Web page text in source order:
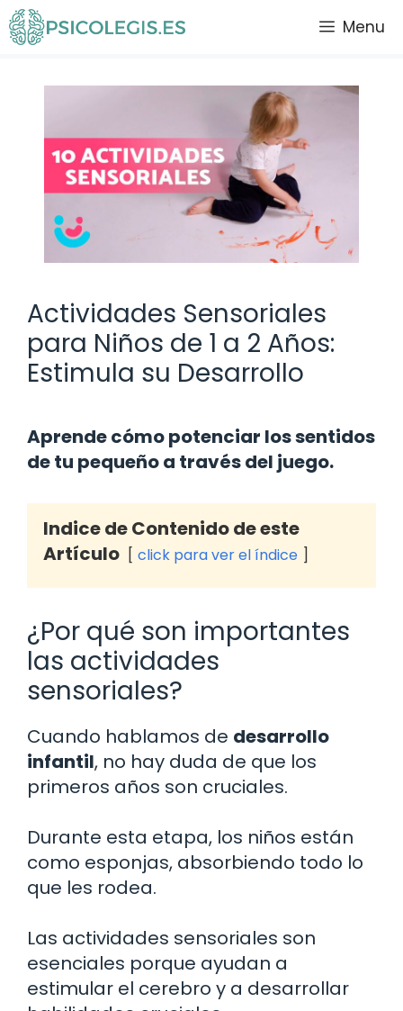
Saltar
al
Menu
Actividades Sensoriales
para Niños de 1 a 2 Años:
Estimula su Desarrollo
Aprende cómo potenciar los sentidos
de tu pequeño a través del juego.
Indice de Contenido de este
Artículo
click para ver el índice
¿Por qué son importantes
las actividades
sensoriales?
Cuando hablamos de desarrollo
infantil, no hay duda de que los
primeros años son cruciales.
Durante esta etapa, los niños están
como esponjas, absorbiendo todo lo
que les rodea.
Las actividades sensoriales son
esenciales porque ayudan a
estimular el cerebro y a desarrollar